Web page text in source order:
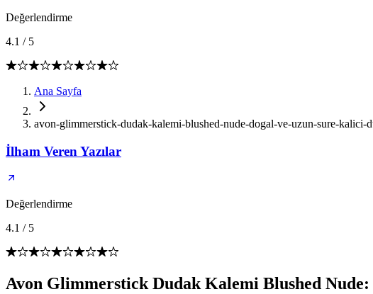
Değerlendirme
4.1 / 5
Ana Sayfa
avon-glimmerstick-dudak-kalemi-blushed-nude-dogal-ve-uzun-sure-kalici-
İlham Veren Yazılar
Değerlendirme
4.1 / 5
Avon Glimmerstick Dudak Kalemi Blushed